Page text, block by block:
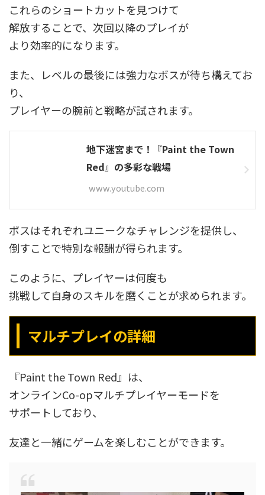
これらのショートカットを見つけて
解放することで、次回以降のプレイが
より効率的になります。
また、レベルの最後には強力なボスが待ち構えてお
り、
プレイヤーの腕前と戦略が試されます。
地下迷宮まで！『Paint the Town
Red』の多彩な戦場
www.youtube.com
ボスはそれぞれユニークなチャレンジを提供し、
倒すことで特別な報酬が得られます。
このように、プレイヤーは何度も
挑戦して自身のスキルを磨くことが求められます。
マルチプレイの詳細
『Paint the Town Red』は、
オンラインCo-opマルチプレイヤーモードを
サポートしており、
友達と一緒にゲームを楽しむことができます。